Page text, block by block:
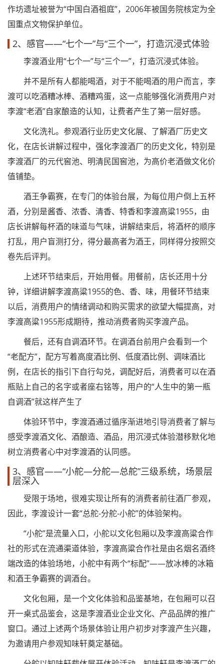
作坊遗址被誉为“中国白酒祖庭”，2006年被国务院核定为全
国重点文物保护单位。
2、感官——“七个一”与“三个一”，打造沉浸式体验
李渡酒业用“七个一”与“三个一”，打造沉浸式体验。
并不是所有人都能喝酒，对于不能喝酒的用户而言，李
渡可以吃酒糟冰棒、酒糟鸡蛋，这一点能够强化消费用户对
李渡“老酒”自家酿造的认知，让费者产生了第一层好感。
文化洗礼。参观酒行业历史文化展、了解酒厂历史文
化，在店长讲解过程中，强化李渡酒厂的历史文化，特别是
李渡酒厂的元代窖池、明清民国窖池，为高价老酒做文化价
值铺垫。
酒王争霸赛，在专门的体验台展，为每位用户倒上五杯
酒，分别是酱香、浓香、清香、特香和李渡高粱1955，由
店长讲解每杯酒的味道与气味，讲解结束后，将酒杯的顺序
打乱，用户盲测打分，得分最高者为酒王，同样得分按照交
卷先后评判。
上述环节结束后，开始用餐。用餐前，店长还用十分
钟，详细讲解李渡高粱1955的色、香、味，用餐环节结束
以后，消费用户的情绪调动和购买需求的欲望大幅提高，对
李渡高粱1955形成期待，推动消费者购买李渡产品。
餐后，还有自调酒环节。在调酒台前用户会看到一个
“老配方”，配方写着高度酒比例、低度酒比例、调味酒比
例，在店长的指引下自行勾兑，调配好后，消费者可以在酒
瓶贴上自己的名字或者座右铭等，用户的“人生中的第一瓶
自调酒”就这样产生了
体验环节中，李渡酒通过循序渐进地引导消费者了解与
感受李渡酒文化、酒酿造、酒品，用沉浸式体验潜移默化地
树立消费者心中对李渡酒的认同感。
3、感官——“小舵—分舵—总舵”三级系统，场景层
层深入
受限于场地，很难实现让所有的消费者前往酒厂参观，
因此，李渡设计一套“总舵-分舵-小舵”的体验架构。
“小舵”是流量入口，小舵以文化包厢以及李渡高粱合作
社的形式在流通渠道体验，李渡高粱合作社是由名烟名酒终
端改造的体验场地，小舵中有两个“标配”——放冰棒的冰箱
和酒王争霸赛的调酒台。
文化包厢，是一个文化体验和品鉴基地，在包厢可以召
开一桌式品鉴会，这是李渡酒业企业文化、产品品牌的推广
窗口。通过上述两个场景体验让用户初步对李渡产生兴趣，
为邀请用户参观知味轩奠定基础。